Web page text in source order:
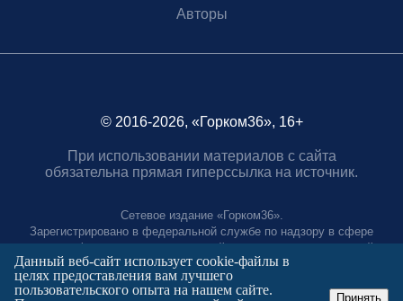
Авторы
© 2016-2026, «Горком36», 16+
При использовании материалов с сайта
обязательна прямая гиперссылка на источник.
Сетевое издание «Горком36».
Зарегистрировано в федеральной службе по надзору в сфере
связи, информационных технологий и массовых коммуникаций.
Регистрационный номер ЭЛ № ФС77-88966 от 21 января 2025 г.
Учредитель: Муниципальное автономное учреждение "Агентство
городских коммуникаций"
Данный веб-сайт использует cookie-файлы в
целях предоставления вам лучшего
пользовательского опыта на нашем сайте.
Принять